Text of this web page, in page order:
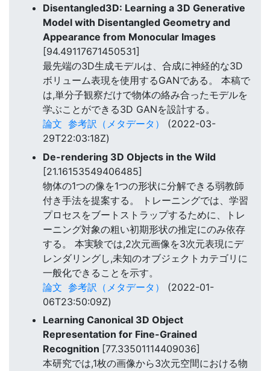
Disentangled3D: Learning a 3D Generative
Model with Disentangled Geometry and
Appearance from Monocular Images
[94.49117671450531]
最先端の3D生成モデルは、合成に神経的な3D
ボリューム表現を使用するGANである。 本稿で
は,単分子観察だけで物体の絡み合ったモデルを
学ぶことができる3D GANを設計する。
論文 参考訳（メタデータ）
(2022-03-
29T22:03:18Z)
De-rendering 3D Objects in the Wild
[21.16153549406485]
物体の1つの像を1つの形状に分解できる弱教師
付き手法を提案する。 トレーニングでは、学習
プロセスをブートストラップするために、トレ
ーニング対象の粗い初期形状の推定にのみ依存
する。 本実験では,2次元画像を3次元表現にデ
レンダリングし,未知のオブジェクトカテゴリに
一般化できることを示す。
論文 参考訳（メタデータ）
(2022-01-
06T23:50:09Z)
Learning Canonical 3D Object
Representation for Fine-Grained
Recognition [77.33501114409036]
本研究では,1枚の画像から3次元空間における物